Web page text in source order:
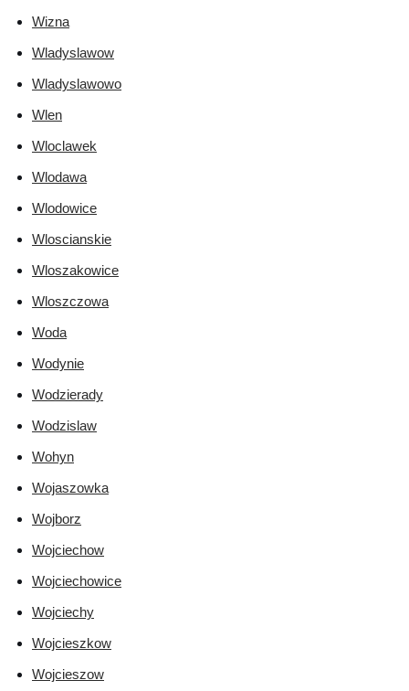
Wizna
Wladyslawow
Wladyslawowo
Wlen
Wloclawek
Wlodawa
Wlodowice
Wloscianskie
Wloszakowice
Wloszczowa
Woda
Wodynie
Wodzierady
Wodzislaw
Wohyn
Wojaszowka
Wojborz
Wojciechow
Wojciechowice
Wojciechy
Wojcieszkow
Wojcieszow